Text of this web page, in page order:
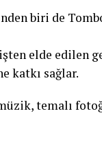
biri de
elde edilen
katkı sağlar.
temalı